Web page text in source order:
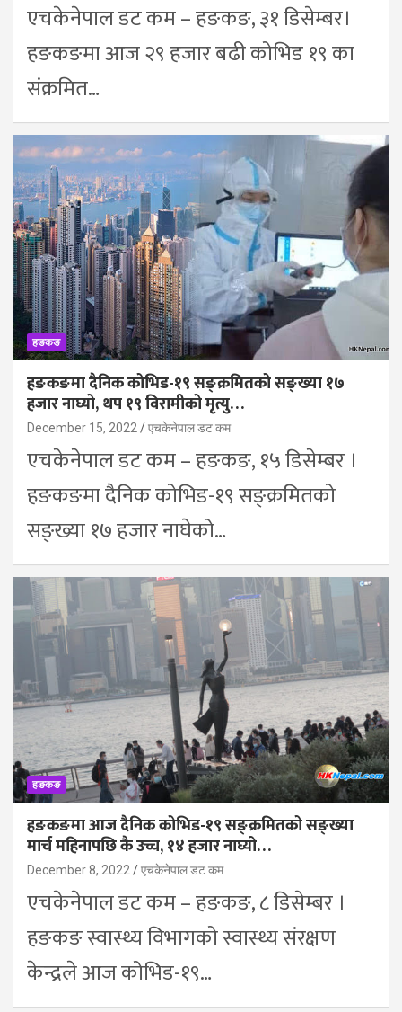
एचकेनेपाल डट कम – हङकङ, ३१ डिसेम्बर।
हङकङमा आज २९ हजार बढी कोभिड १९ का
संक्रमित…
हङकङ
हङकङमा दैनिक कोभिड-१९ सङ्क्रमितको सङ्ख्या १७
हजार नाघ्यो, थप १९ विरामीको मृत्यु…
December 15, 2022 एचकेनेपाल डट कम
एचकेनेपाल डट कम – हङकङ, १५ डिसेम्बर ।
हङकङमा दैनिक कोभिड-१९ सङ्क्रमितको
सङ्ख्या १७ हजार नाघेको…
हङकङ
हङकङमा आज दैनिक कोभिड-१९ सङ्क्रमितको सङ्ख्या
मार्च महिनापछि कै उच्च, १४ हजार नाघ्यो…
December 8, 2022 एचकेनेपाल डट कम
एचकेनेपाल डट कम – हङकङ, ८ डिसेम्बर ।
हङकङ स्वास्थ्य विभागको स्वास्थ्य संरक्षण
केन्द्रले आज कोभिड-१९…